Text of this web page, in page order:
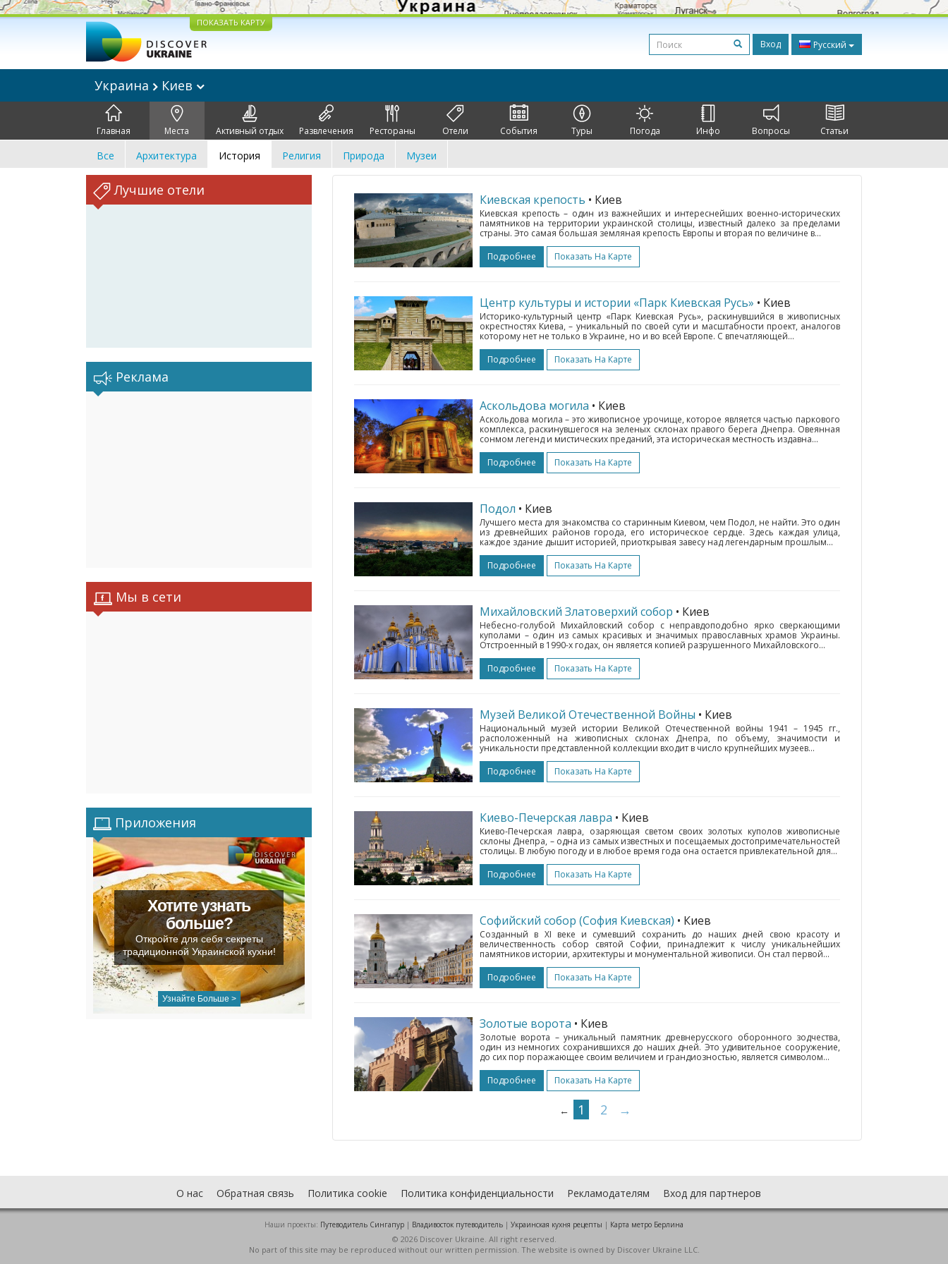
ПОКАЗАТЬ КАРТУ
Вход Русский
Украина Киев
Главная Места Активный отдых Развлечения Рестораны Отели События Туры Погода Инфо Вопросы Статьи
Все Архитектура История Религия Природа Музеи
Лучшие отели
Реклама
Мы в сети
Приложения
Хотите узнать
больше?
Откройте для себя секреты
традиционной Украинской кухни!
Узнайте Больше >
Киевская крепость • Киев
Киевская крепость – один из важнейших и интереснейших военно-исторических
памятников на территории украинской столицы, известный далеко за пределами
страны. Это самая большая земляная крепость Европы и вторая по величине в...
Подробнее
Показать На Карте
Центр культуры и истории «Парк Киевская Русь» • Киев
Историко-культурный центр «Парк Киевская Русь», раскинувшийся в живописных
окрестностях Киева, – уникальный по своей сути и масштабности проект, аналогов
которому нет не только в Украине, но и во всей Европе. С впечатляющей...
Подробнее
Показать На Карте
Аскольдова могила • Киев
Аскольдова могила – это живописное урочище, которое является частью паркового
комплекса, раскинувшегося на зеленых склонах правого берега Днепра. Овеянная
сонмом легенд и мистических преданий, эта историческая местность издавна...
Подробнее
Показать На Карте
Подол • Киев
Лучшего места для знакомства со старинным Киевом, чем Подол, не найти. Это один
из древнейших районов города, его историческое сердце. Здесь каждая улица,
каждое здание дышит историей, приоткрывая завесу над легендарным прошлым...
Подробнее
Показать На Карте
Михайловский Златоверхий собор • Киев
Небесно-голубой Михайловский собор с неправдоподобно ярко сверкающими
куполами – один из самых красивых и значимых православных храмов Украины.
Отстроенный в 1990-х годах, он является копией разрушенного Михайловского...
Подробнее
Показать На Карте
Музей Великой Отечественной Войны • Киев
Национальный музей истории Великой Отечественной войны 1941 – 1945 гг.,
расположенный на живописных склонах Днепра, по объему, значимости и
уникальности представленной коллекции входит в число крупнейших музеев...
Подробнее
Показать На Карте
Киево-Печерская лавра • Киев
Киево-Печерская лавра, озаряющая светом своих золотых куполов живописные
склоны Днепра, – одна из самых известных и посещаемых достопримечательностей
столицы. В любую погоду и в любое время года она остается привлекательной для...
Подробнее
Показать На Карте
Софийский собор (София Киевская) • Киев
Созданный в XI веке и сумевший сохранить до наших дней свою красоту и
величественность собор святой Софии, принадлежит к числу уникальнейших
памятников истории, архитектуры и монументальной живописи. Он стал первой...
Подробнее
Показать На Карте
Золотые ворота • Киев
Золотые ворота – уникальный памятник древнерусского оборонного зодчества,
один из немногих сохранившихся до наших дней. Это удивительное сооружение,
до сих пор поражающее своим величием и грандиозностью, является символом...
Подробнее
Показать На Карте
← 1 2 →
О нас Обратная связь Политика cookie Политика конфиденциальности Рекламодателям Вход для партнеров
Наши проекты: Путеводитель Сингапур | Владивосток путеводитель | Украинская кухня рецепты | Карта метро Берлина
© 2026 Discover Ukraine. All right reserved.
No part of this site may be reproduced without our written permission. The website is owned by Discover Ukraine LLC.